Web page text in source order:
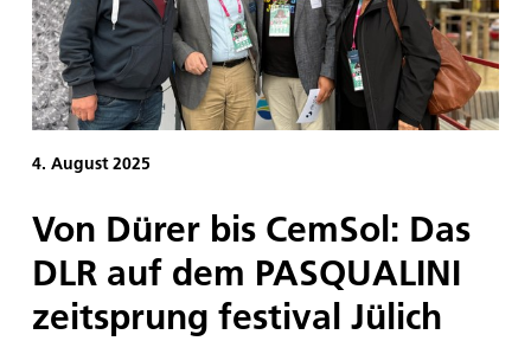
4. August 2025
Von Dürer bis CemSol: Das
DLR auf dem PASQUALINI
zeitsprung festival Jülich